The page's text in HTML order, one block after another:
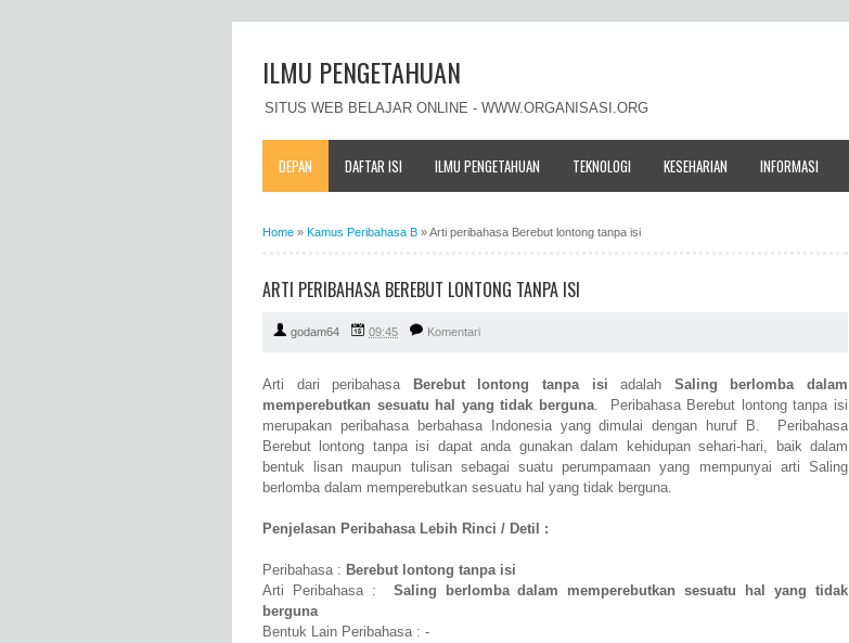
ILMU PENGETAHUAN
SITUS WEB BELAJAR ONLINE - WWW.ORGANISASI.ORG
DEPAN DAFTAR ISI ILMU PENGETAHUAN TEKNOLOGI KESEHARIAN INFORMASI
Home » Kamus Peribahasa B »Arti peribahasa Berebut lontong tanpa isi
ARTI PERIBAHASA BEREBUT LONTONG TANPA ISI
godam64 09:45 Komentari
Arti dari peribahasa Berebut lontong tanpa isi adalah Saling berlomba dalam
memperebutkan sesuatu hal yang tidak berguna. Peribahasa Berebut lontong tanpa isi
merupakan peribahasa berbahasa Indonesia yang dimulai dengan huruf B. Peribahasa
Berebut lontong tanpa isi dapat anda gunakan dalam kehidupan sehari-hari, baik dalam
bentuk lisan maupun tulisan sebagai suatu perumpamaan yang mempunyai arti Saling
berlomba dalam memperebutkan sesuatu hal yang tidak berguna.
Penjelasan Peribahasa Lebih Rinci / Detil :
Peribahasa : Berebut lontong tanpa isi
Arti Peribahasa : Saling berlomba dalam memperebutkan sesuatu hal yang tidak
berguna
Bentuk Lain Peribahasa : -